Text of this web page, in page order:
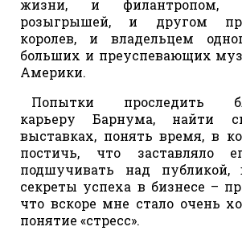
жизни, и филантропом,
розыгрышей, и другом
королев, и владельцем
больших и преуспевающих
Америки.
Попытки проследить
карьеру Барнума, найти
выставках, понять время, в
постичь, что заставляло
подшучивать над публикой,
секреты успеха в бизнесе –
что вскоре мне стало очень
понятие «стресс».